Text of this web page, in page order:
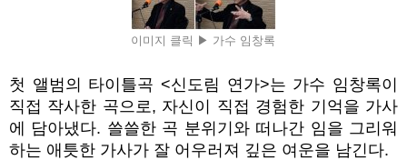
이미지 클릭 ▶ 가수 임창록
첫 앨범의 타이틀곡 <신도림 연가>는 가수 임창록이
직접 작사한 곡으로, 자신이 직접 경험한 기억을 가사
에 담아냈다. 쓸쓸한 곡 분위기와 떠나간 임을 그리워
하는 애틋한 가사가 잘 어우러져 깊은 여운을 남긴다.